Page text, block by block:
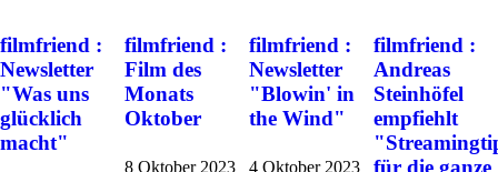
filmfriend :
Newsletter
"Was uns
glücklich
macht"
filmfriend :
Film des
Monats
Oktober
8 Oktober 2023
filmfriend :
Newsletter
"Blowin' in
the Wind"
4 Oktober 2023
filmfriend :
Andreas
Steinhöfel
empfiehlt
für die ganze